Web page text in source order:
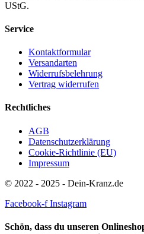
UStG.
Service
Kontaktformular
Versandarten
Widerrufsbelehrung
Vertrag widerrufen
Rechtliches
AGB
Datenschutzerklärung
Cookie-Richtlinie (EU)
Impressum
© 2022 - 2025 - Dein-Kranz.de
Facebook-f Instagram
Schön, dass du unseren